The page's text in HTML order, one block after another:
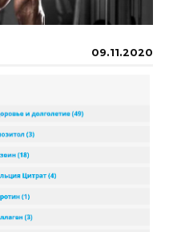
09.11.2020